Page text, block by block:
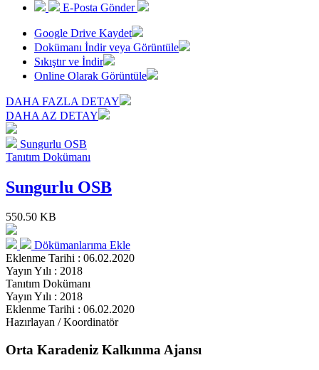
E-Posta Gönder
Google Drive Kaydet
Dokümanı İndir veya Görüntüle
Sıkıştır ve İndir
Online Olarak Görüntüle
DAHA FAZLA DETAY
DAHA AZ DETAY
Sungurlu OSB
Tanıtım Dokümanı
Sungurlu OSB
550.50 KB
Dökümanlarıma Ekle
Eklenme Tarihi : 06.02.2020
Yayın Yılı : 2018
Tanıtım Dokümanı
Yayın Yılı : 2018
Eklenme Tarihi : 06.02.2020
Hazırlayan / Koordinatör
Orta Karadeniz Kalkınma Ajansı